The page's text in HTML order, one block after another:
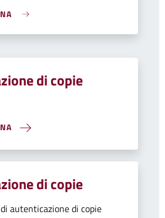
di copie
di copie
autenticazione di copie